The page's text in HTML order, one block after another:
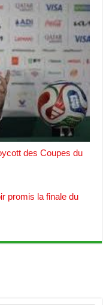
des Coupes du
promis la finale du